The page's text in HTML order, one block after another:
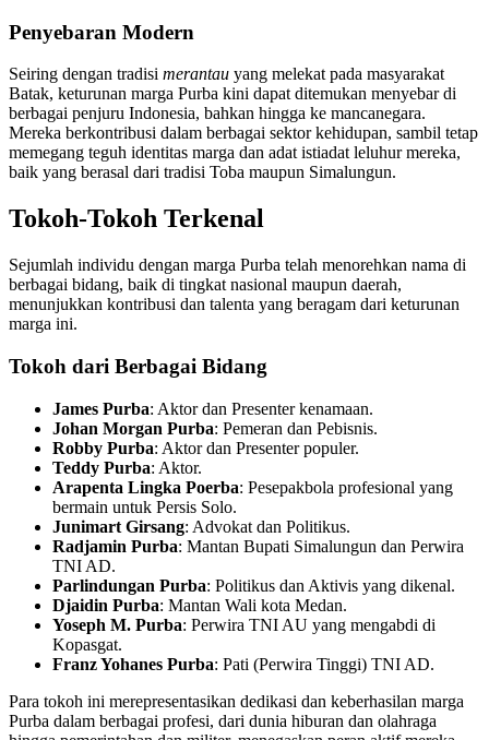
Penyebaran Modern
Seiring dengan tradisi merantau yang melekat pada masyarakat
Batak, keturunan marga Purba kini dapat ditemukan menyebar di
berbagai penjuru Indonesia, bahkan hingga ke mancanegara.
Mereka berkontribusi dalam berbagai sektor kehidupan, sambil tetap
memegang teguh identitas marga dan adat istiadat leluhur mereka,
baik yang berasal dari tradisi Toba maupun Simalungun.
Tokoh-Tokoh Terkenal
Sejumlah individu dengan marga Purba telah menorehkan nama di
berbagai bidang, baik di tingkat nasional maupun daerah,
menunjukkan kontribusi dan talenta yang beragam dari keturunan
marga ini.
Tokoh dari Berbagai Bidang
James Purba: Aktor dan Presenter kenamaan.
Johan Morgan Purba: Pemeran dan Pebisnis.
Robby Purba: Aktor dan Presenter populer.
Teddy Purba: Aktor.
Arapenta Lingka Poerba: Pesepakbola profesional yang
bermain untuk Persis Solo.
Junimart Girsang: Advokat dan Politikus.
Radjamin Purba: Mantan Bupati Simalungun dan Perwira
TNI AD.
Parlindungan Purba: Politikus dan Aktivis yang dikenal.
Djaidin Purba: Mantan Wali kota Medan.
Yoseph M. Purba: Perwira TNI AU yang mengabdi di
Kopasgat.
Franz Yohanes Purba: Pati (Perwira Tinggi) TNI AD.
Para tokoh ini merepresentasikan dedikasi dan keberhasilan marga
Purba dalam berbagai profesi, dari dunia hiburan dan olahraga